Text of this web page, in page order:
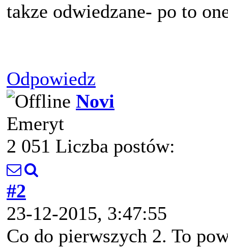
takze odwiedzane- po to
Odpowiedz
Novi
Emeryt
2 051 Liczba postów:
#2
23-12-2015, 3:47:55
Co do pierwszych 2. To